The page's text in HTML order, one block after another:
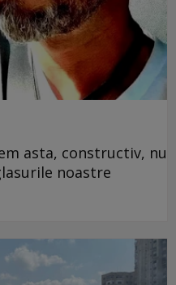
asta, constructiv, nu
noastre